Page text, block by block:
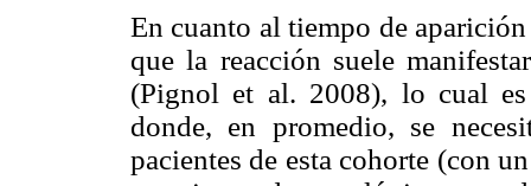
En cuanto al tiempo de
que la reacción suele
(Pignol et al. 2008), lo cual
donde, en promedio, se
pacientes de esta cohorte (con